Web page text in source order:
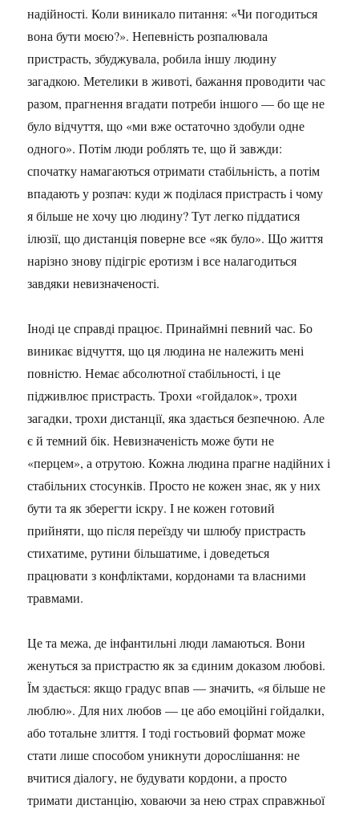
надійності. Коли виникало питання: «Чи погодиться
вона бути моєю?». Непевність розпалювала
пристрасть, збуджувала, робила іншу людину
загадкою. Метелики в животі, бажання проводити час
разом, прагнення вгадати потреби іншого — бо ще не
було відчуття, що «ми вже остаточно здобули одне
одного». Потім люди роблять те, що й завжди:
спочатку намагаються отримати стабільність, а потім
впадають у розпач: куди ж поділася пристрасть і чому
я більше не хочу цю людину? Тут легко піддатися
ілюзії, що дистанція поверне все «як було». Що життя
нарізно знову підігріє еротизм і все налагодиться
завдяки невизначеності.
Іноді це справді працює. Принаймні певний час. Бо
виникає відчуття, що ця людина не належить мені
повністю. Немає абсолютної стабільності, і це
підживлює пристрасть. Трохи «гойдалок», трохи
загадки, трохи дистанції, яка здається безпечною. Але
є й темний бік. Невизначеність може бути не
«перцем», а отрутою. Кожна людина прагне надійних і
стабільних стосунків. Просто не кожен знає, як у них
бути та як зберегти іскру. І не кожен готовий
прийняти, що після переїзду чи шлюбу пристрасть
стихатиме, рутини більшатиме, і доведеться
працювати з конфліктами, кордонами та власними
травмами.
Це та межа, де інфантильні люди ламаються. Вони
женуться за пристрастю як за єдиним доказом любові.
Їм здається: якщо градус впав — значить, «я більше не
люблю». Для них любов — це або емоційні гойдалки,
або тотальне злиття. І тоді гостьовий формат може
стати лише способом уникнути дорослішання: не
вчитися діалогу, не будувати кордони, а просто
тримати дистанцію, ховаючи за нею страх справжньої